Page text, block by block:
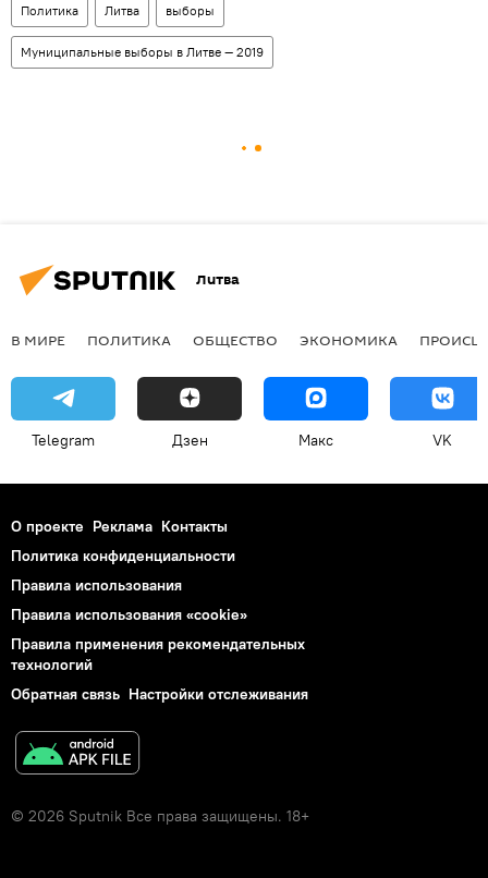
Политика Литва выборы
Муниципальные выборы в Литве — 2019
Литва
В МИРЕ ПОЛИТИКА ОБЩЕСТВО ЭКОНОМИКА
Telegram Дзен Макс VK
О проекте Реклама Контакты
Политика конфиденциальности
Правила использования
Правила использования «cookie»
Правила применения рекомендательных
технологий
Обратная связь Настройки отслеживания
© 2026 Sputnik Все права защищены. 18+